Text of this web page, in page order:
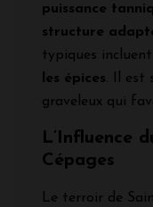
puissance
structure
typiques
les épices. Il est
graveleux qui
L’Influence
Cépages
Le terroir de